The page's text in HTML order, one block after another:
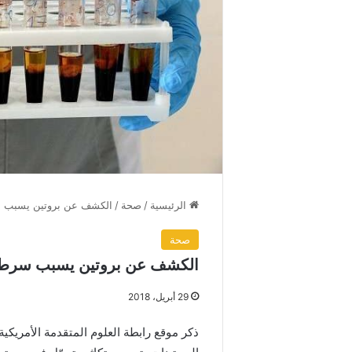
الرئيسية / صحة / الكشف عن بروتين يسبب
صحة
الكشف عن بروتين يسبب
29 أبريل، 2018
ذكر موقع رابطة العلوم المتقدمة